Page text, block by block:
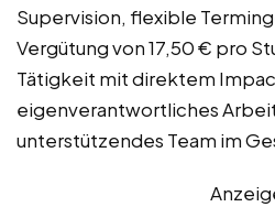
Supervision, flexible
Vergütung von 17,50 € pro
Tätigkeit mit direktem
eigenverantwortliches
unterstützendes Team im